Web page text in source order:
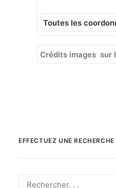
Toutes les
Crédits images sur
EFFECTUEZ UNE RECHERCHE